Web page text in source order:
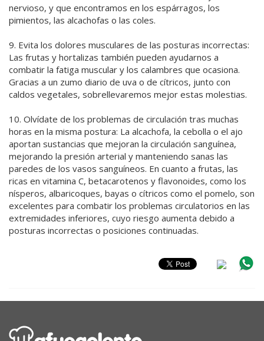
nervioso, y que encontramos en los espárragos, los
pimientos, las alcachofas o las coles.
9. Evita los dolores musculares de las posturas incorrectas:
Las frutas y hortalizas también pueden ayudarnos a
combatir la fatiga muscular y los calambres que ocasiona.
Gracias a un zumo diario de uva o de cítricos, junto con
caldos vegetales, sobrellevaremos mejor estas molestias.
10. Olvídate de los problemas de circulación tras muchas
horas en la misma postura: La alcachofa, la cebolla o el ajo
aportan sustancias que mejoran la circulación sanguínea,
mejorando la presión arterial y manteniendo sanas las
paredes de los vasos sanguíneos. En cuanto a frutas, las
ricas en vitamina C, betacarotenos y flavonoides, como los
nísperos, albaricoques, bayas o cítricos como el pomelo, son
excelentes para combatir los problemas circulatorios en las
extremidades inferiores, cuyo riesgo aumenta debido a
posturas incorrectas o posiciones continuadas.